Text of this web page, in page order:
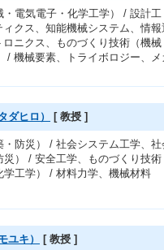
・電気電子・化学工学） / 設計工
クス、知能機械システム、情報
ニクス、ものづくり技術（機械
/ 機械要素、トライボロジー、メ
ヒロ） [ 教授 ]
・防災） / 社会システム工学、社
災） / 安全工学、ものづくり技術
学工学） / 材料力学、機械材料
キ） [ 教授 ]